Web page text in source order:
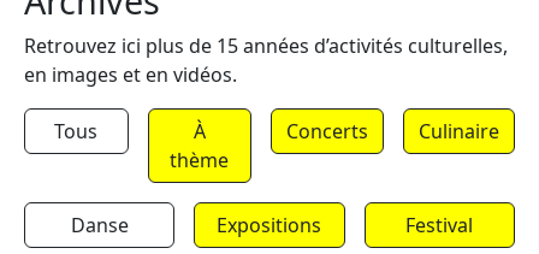
Retrouvez ici plus de 15 années d’activités culturelles,
en images et en vidéos.
Tous
À
thème
Concerts Culinaire
Danse Expositions Festival